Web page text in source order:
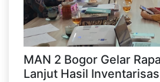
MAN 2 Bogor Gelar
Lanjut Hasil